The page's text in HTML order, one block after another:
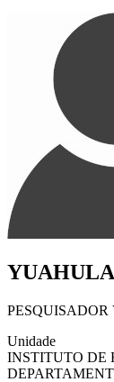
Unidade
INSTITUTO DE